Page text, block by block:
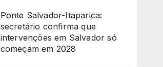
Ponte Salvador-Itaparica:
secretário confirma que
intervenções em Salvador só
começam em 2028